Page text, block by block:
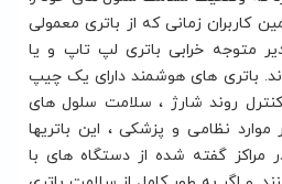
کاربران زمانی که از باتری معمولی
متوجه خرابی باتری لپ تاپ و یا
باتری های هوشمند دارای یک چیپ
روند شارژ ، سلامت سلول های
نظامی و پزشکی ، این باتریها
مراکز گفته شده از دستگاه های با